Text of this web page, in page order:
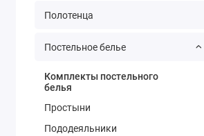
Полотенца
Постельное белье
Комплекты постельного
белья
Простыни
Пододеяльники